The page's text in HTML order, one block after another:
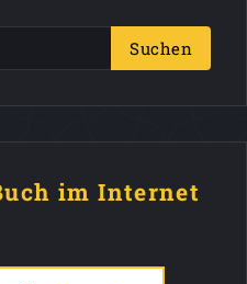
Suchen
im Internet